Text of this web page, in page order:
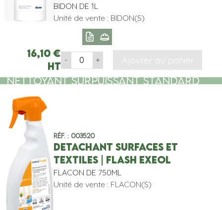
BIDON DE 1L
Unité de vente : BIDON(S)
16,10 €
HT
- + Ajouter au panier
NETTOYANT SURPUISSANT STANDARD
Réf. : 003520
DETACHANT SURFACES ET
TEXTILES | FLASH EXEOL
FLACON DE 750ML
Unité de vente : FLACON(S)